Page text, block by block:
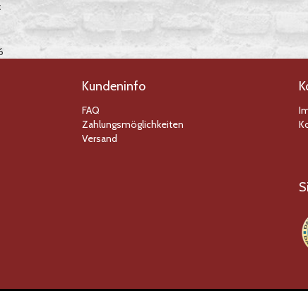
Kundeninfo
FAQ
Zahlungsmöglichkeiten
Versand